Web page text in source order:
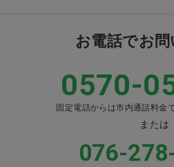
お電話でお
0570-
固定電話からは市内通話料金
または
076-